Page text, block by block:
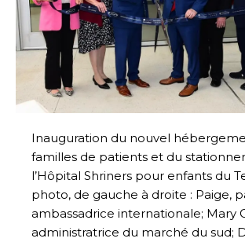
Inauguration du nouvel
familles de patients et du
l’Hôpital Shriners pour enfants du
photo, de gauche à droite : Paige,
ambassadrice internationale; Mary
administratrice du marché du sud;